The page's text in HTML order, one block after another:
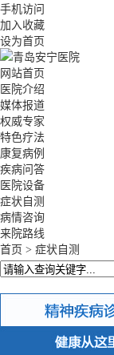
手机访问
加入收藏
设为首页
网站首页
医院介绍
媒体报道
权威专家
特色疗法
康复病例
疾病问答
医院设备
症状自测
病情咨询
来院路线
首页 > 症状自测